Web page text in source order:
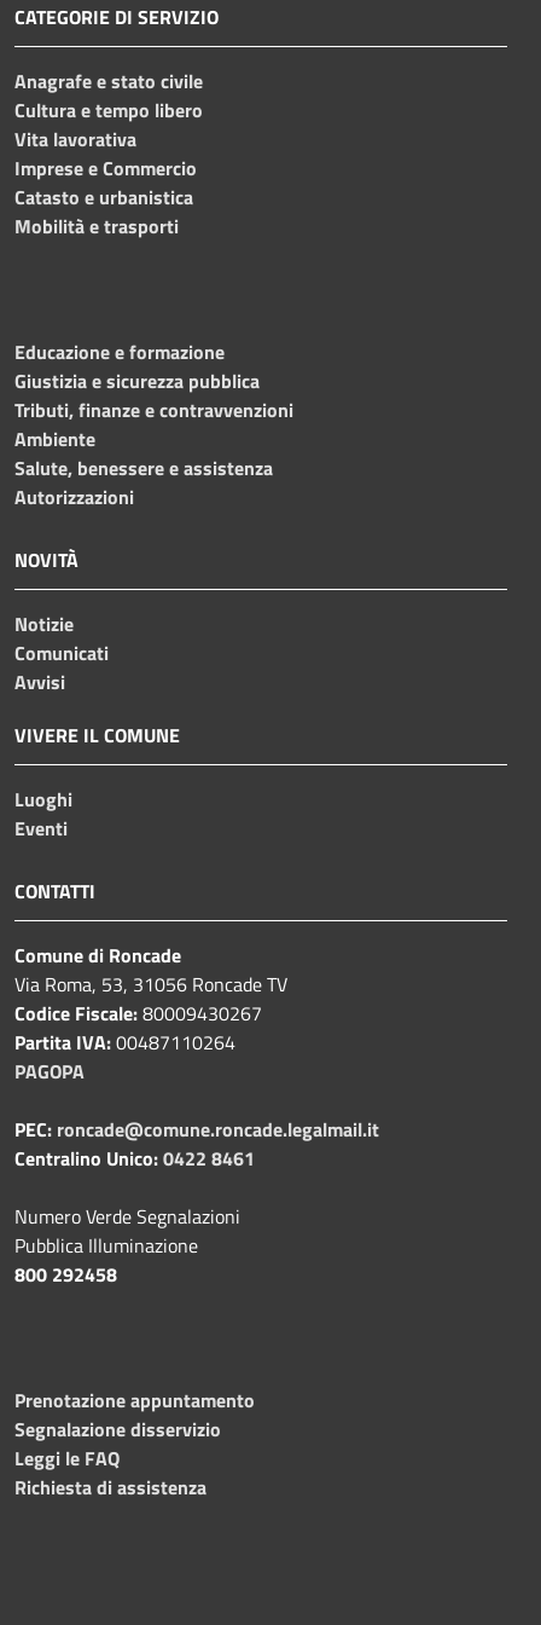
CATEGORIE DI SERVIZIO
Anagrafe e stato civile
Cultura e tempo libero
Vita lavorativa
Imprese e Commercio
Catasto e urbanistica
Mobilità e trasporti
Educazione e formazione
Giustizia e sicurezza pubblica
Tributi, finanze e contravvenzioni
Ambiente
Salute, benessere e assistenza
Autorizzazioni
NOVITÀ
Notizie
Comunicati
Avvisi
VIVERE IL COMUNE
Luoghi
Eventi
CONTATTI
Comune di Roncade
Via Roma, 53, 31056 Roncade TV
Codice Fiscale:80009430267
Partita IVA:00487110264
PAGOPA
PEC: roncade@comune.roncade.legalmail.it
Centralino Unico:0422 8461
Numero Verde Segnalazioni
Pubblica Illuminazione
800 292458
Prenotazione appuntamento
Segnalazione disservizio
Leggi le FAQ
Richiesta di assistenza